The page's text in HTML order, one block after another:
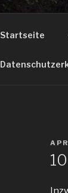
Startseite